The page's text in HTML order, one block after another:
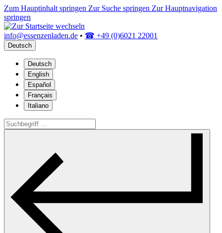
Zum Hauptinhalt springen Zur Suche springen Zur Hauptnavigation
springen
info@essenzenladen.de • ☎ +49 (0)6021 22001
Deutsch
Deutsch
English
Español
Français
Italiano